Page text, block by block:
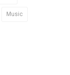
Music